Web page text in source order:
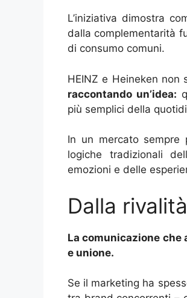
L’iniziativa dimostra
dalla complementarità
di consumo comuni.
HEINZ e Heineken
raccontando un’idea:
più semplici della
In un mercato
logiche tradizionali
emozioni e delle
Dalla
La comunicazione
e unione.
Se il marketing ha